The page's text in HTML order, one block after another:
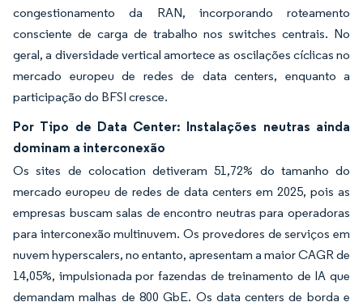
congestionamento da RAN, incorporando roteamento
consciente de carga de trabalho nos switches centrais. No
geral, a diversidade vertical amortece as oscilações cíclicas no
mercado europeu de redes de data centers, enquanto a
participação do BFSI cresce.
Por Tipo de Data Center: Instalações neutras ainda
dominam a interconexão
Os sites de colocation detiveram 51,72% do tamanho do
mercado europeu de redes de data centers em 2025, pois as
empresas buscam salas de encontro neutras para operadoras
para interconexão multinuvem. Os provedores de serviços em
nuvem hyperscalers, no entanto, apresentam a maior CAGR de
14,05%, impulsionada por fazendas de treinamento de IA que
demandam malhas de 800 GbE. Os data centers de borda e